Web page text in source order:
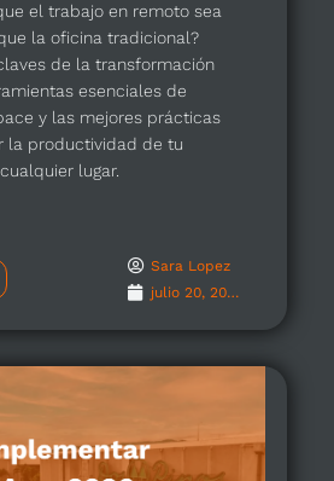
el trabajo en remoto sea
la oficina tradicional?
de la transformación
esenciales de
y las mejores prácticas
la productividad de tu
lugar.
Sara Lopez
julio 20, 2026